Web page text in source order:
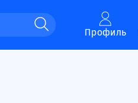
Профиль